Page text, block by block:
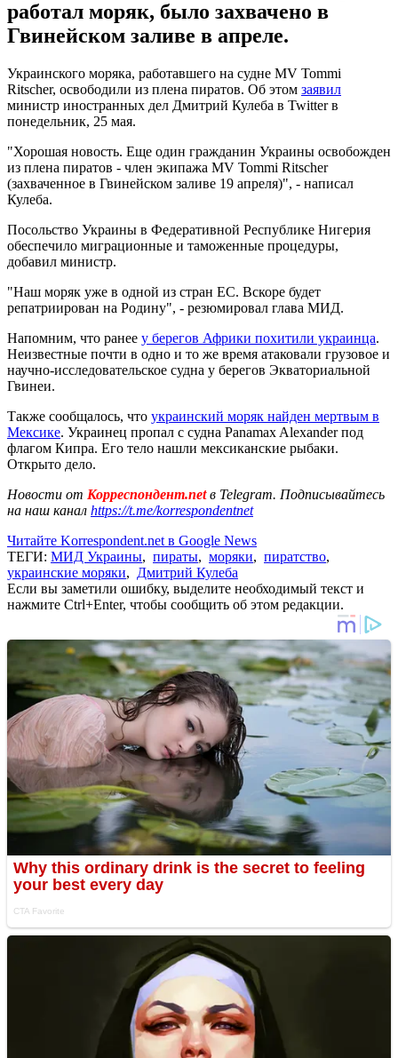
работал моряк, было захвачено в
Гвинейском заливе в апреле.
Украинского моряка, работавшего на судне MV Tommi
Ritscher, освободили из плена пиратов. Об этом заявил
министр иностранных дел Дмитрий Кулеба в Twitter в
понедельник, 25 мая.
"Хорошая новость. Еще один гражданин Украины освобожден
из плена пиратов - член экипажа MV Tommi Ritscher
(захваченное в Гвинейском заливе 19 апреля)", - написал
Кулеба.
Посольство Украины в Федеративной Республике Нигерия
обеспечило миграционные и таможенные процедуры,
добавил министр.
"Наш моряк уже в одной из стран ЕС. Вскоре будет
репатриирован на Родину", - резюмировал глава МИД.
Напомним, что ранее у берегов Африки похитили украинца.
Неизвестные почти в одно и то же время атаковали грузовое и
научно-исследовательское судна у берегов Экваториальной
Гвинеи.
Также сообщалось, что украинский моряк найден мертвым в
Мексике. Украинец пропал с судна Panamax Alexander под
флагом Кипра. Его тело нашли мексиканские рыбаки.
Открыто дело.
Новости от Корреспондент.netв Telegram. Подписывайтесь
на наш канал https://t.me/korrespondentnet
Читайте Korrespondent.net в Google News
ТЕГИ: МИД Украины, пираты, моряки, пиратство,
украинские моряки, Дмитрий Кулеба
Если вы заметили ошибку, выделите необходимый текст и
нажмите Ctrl+Enter, чтобы сообщить об этом редакции.